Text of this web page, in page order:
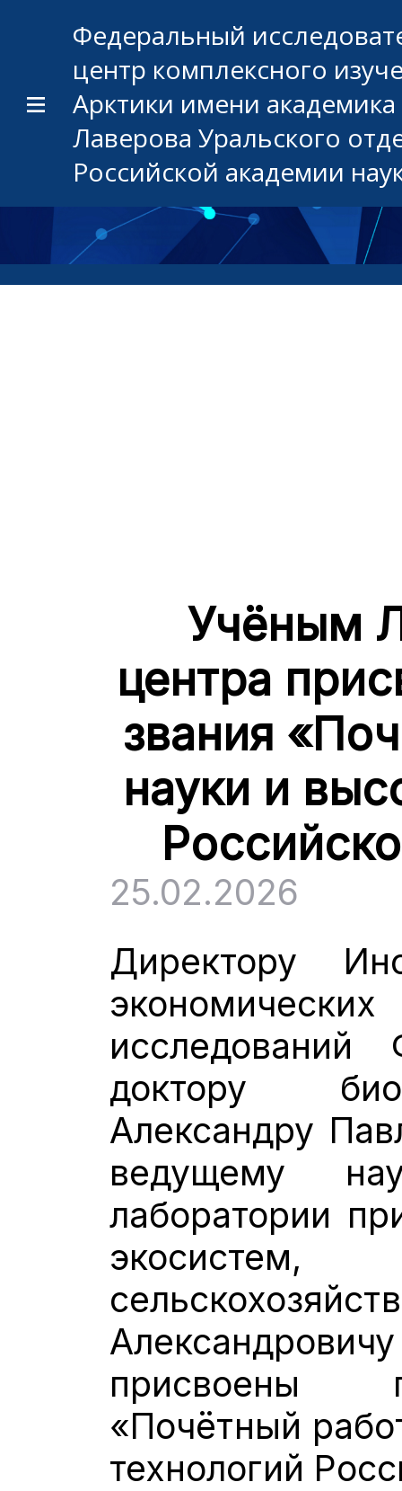
Федеральный
центр комплексного
Арктики имени
Лаверова Уральского
Российской академии
Учёным
центра
звания
науки и
25.02.2026
Директору
доктору
Александру
ведущему
лаборатории
присвоены
«Почётный
технологий